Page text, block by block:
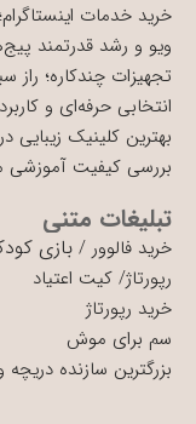
خرید خدمات
ویو و رشد قدرتمند
تجهیزات چندکاره؛
انتخابی حرفه‌ای و
بهترین کلینیک زیبایی
بررسی کیفیت
تبلیغات متنی
خرید فالوور / بازی
رپورتاژ/ کیت اعتیاد
خرید رپورتاژ
سم برای موش
بزرگترین سازنده دریچه